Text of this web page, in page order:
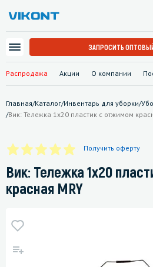
Распродажа Акции О компании
ЗАПРОСИТЬ
Главная/Каталог/Инвентарь для уборки/
/Вик: Тележка 1х20 пластик с отжимом
Получить оферту
Вик: Тележка 1х20
красная MRY